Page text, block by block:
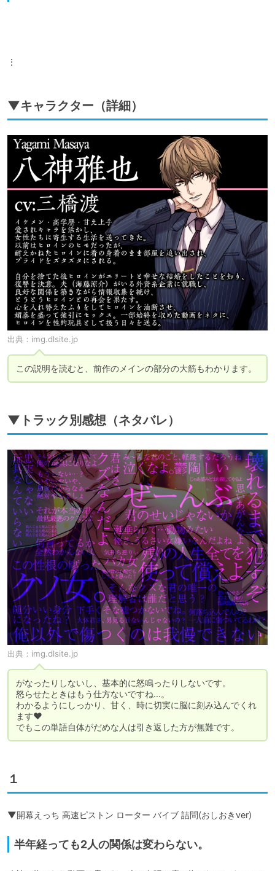
⋮
▼キャラクター（詳細）
出典： img.dlsite.jp
この説明を読むと、前作のメインの部分の大筋もわかります。
▼トラック別感想（ネタバレ）
出典： img.dlsite.jp
がなったりしないし、基本的に怒鳴ったりしないです。
怒らせたときはもう仕方ないですね…。
わかるようにしっかり、甘く、時に切実に脳に刻み込んでくれ
ます♥
でもこの単語自体がだめな人は引き返した方が無難です。
１
▼開幕えっち 高速ピストン ローター バイブ 詰問(おしおきver)
半年経っても2人の関係は変わらない。